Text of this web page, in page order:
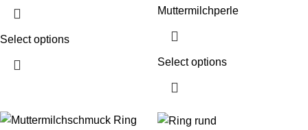
Select options
Muttermilchperle
Select options